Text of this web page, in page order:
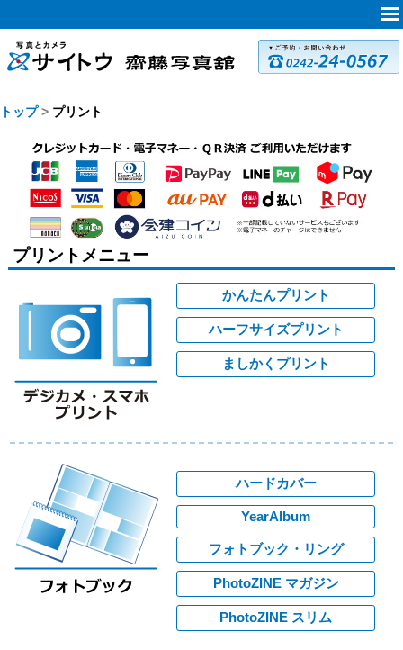
トップ プリント
プリントメニュー
かんたんプリント
ハーフサイズプリント
ましかくプリント
ハードカバー
YearAlbum
フォトブック・リング
PhotoZINE マガジン
PhotoZINE スリム